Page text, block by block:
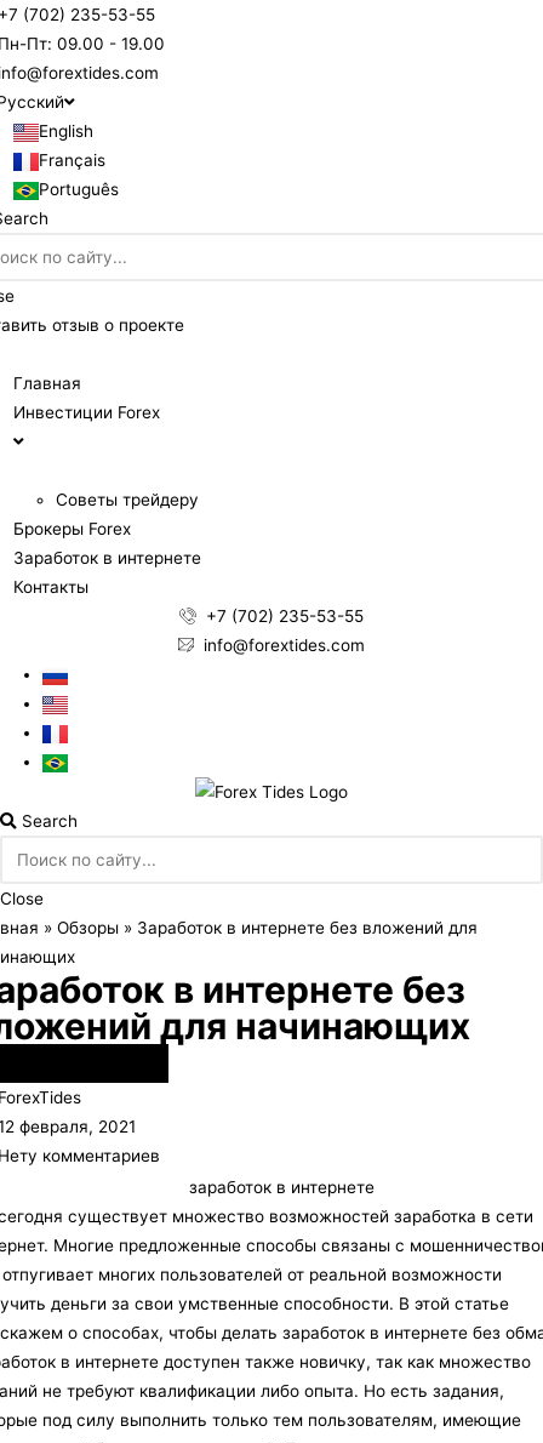
(702) 235-53-55
Пт: 09.00 - 19.00
English
Français
Português
отзыв о проекте
Главная
Инвестиции Forex
Советы трейдеру
Брокеры Forex
Заработок в интернете
Контакты
+7 (702) 235-53-55
info@forextides.com
Search
Close
» Обзоры » Заработок в интернете без вложений для
в интернете без
для начинающих
февраля, 2021
комментариев
существует множество возможностей заработка в сети
. Многие предложенные способы связаны с
отпугивает многих пользователей от реальной возможности
деньги за свои умственные способности. В этой статье
о способах, чтобы делать заработок в интернете без
в интернете доступен также новичку, так как множество
не требуют квалификации либо опыта. Но есть задания,
под силу выполнить только тем пользователям, имеющие